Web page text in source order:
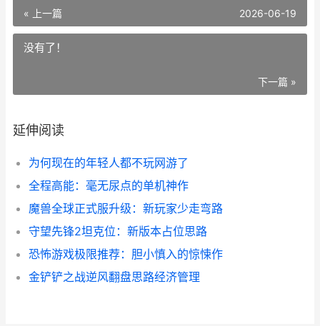
« 上一篇 2026-06-19
没有了！
下一篇 »
延伸阅读
为何现在的年轻人都不玩网游了
全程高能：毫无尿点的单机神作
魔兽全球正式服升级：新玩家少走弯路
守望先锋2坦克位：新版本占位思路
恐怖游戏极限推荐：胆小慎入的惊悚作
金铲铲之战逆风翻盘思路经济管理